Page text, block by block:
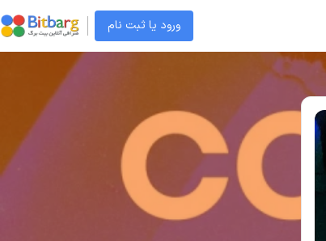
ورود یا ثبت نام